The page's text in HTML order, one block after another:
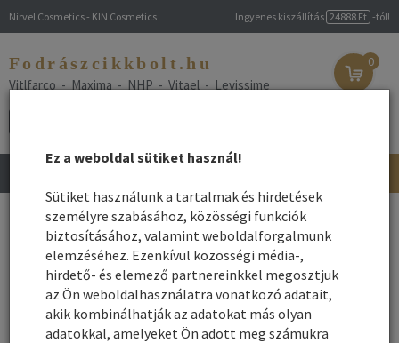
Nirvel Cosmetics - KIN Cosmetics Ingyenes kiszállítás 24888 Ft -tól!
Fodrászcikkbolt.hu
Vitlfarco - Maxima - NHP - Vitael - Levissime
0
navigation
Főoldal/Webshop/Hajápolás/ Hajvég ápoló olaj
Hajvég ápoló olaj
Név szerint
Rendezés:
Összes gyártó
Rendezés - Gyártók - szerint:
Ez a weboldal sütiket használ!
Sütiket használunk a tartalmak és hirdetések
személyre szabásához, közösségi funkciók
biztosításához, valamint weboldalforgalmunk
elemzéséhez. Ezenkívül közösségi média-,
hirdető- és elemező partnereinkkel megosztjuk
az Ön weboldalhasználatra vonatkozó adatait,
akik kombinálhatják az adatokat más olyan
adatokkal, amelyeket Ön adott meg számukra